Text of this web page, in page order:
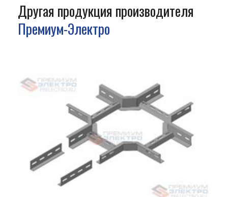
Другая продукция производителя
Премиум-Электро